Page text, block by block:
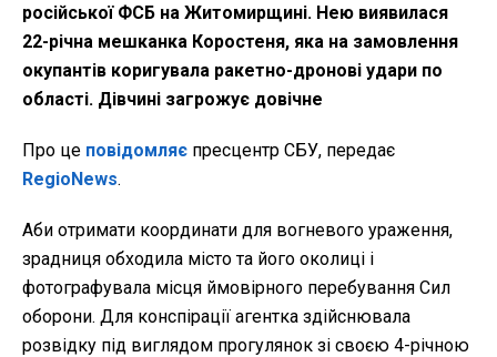
російської ФСБ на Житомирщині. Нею виявилася
22-річна мешканка Коростеня, яка на замовлення
окупантів коригувала ракетно-дронові удари по
області. Дівчині загрожує довічне
Про це повідомляє пресцентр СБУ, передає
RegioNews.
Аби отримати координати для вогневого ураження,
зрадниця обходила місто та його околиці і
фотографувала місця ймовірного перебування Сил
оборони. Для конспірації агентка здійснювала
розвідку під виглядом прогулянок зі своєю 4-річною